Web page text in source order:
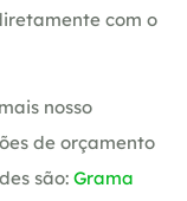
com o
nosso
de orçamento
são: Grama